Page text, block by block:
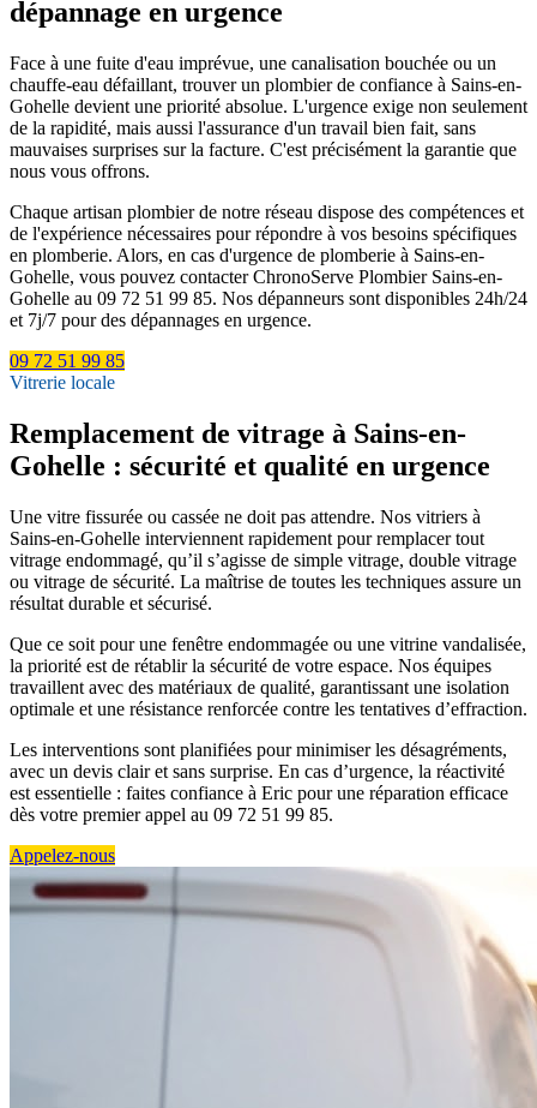
dépannage en urgence
Face à une fuite d'eau imprévue, une canalisation bouchée ou un
chauffe-eau défaillant, trouver un plombier de confiance à Sains-en-
Gohelle devient une priorité absolue. L'urgence exige non seulement
de la rapidité, mais aussi l'assurance d'un travail bien fait, sans
mauvaises surprises sur la facture. C'est précisément la garantie que
nous vous offrons.
Chaque artisan plombier de notre réseau dispose des compétences et
de l'expérience nécessaires pour répondre à vos besoins spécifiques
en plomberie. Alors, en cas d'urgence de plomberie à Sains-en-
Gohelle, vous pouvez contacter ChronoServe Plombier Sains-en-
Gohelle au 09 72 51 99 85. Nos dépanneurs sont disponibles 24h/24
et 7j/7 pour des dépannages en urgence.
09 72 51 99 85
Vitrerie locale
Remplacement de vitrage à Sains-en-
Gohelle : sécurité et qualité en urgence
Une vitre fissurée ou cassée ne doit pas attendre. Nos vitriers à
Sains-en-Gohelle interviennent rapidement pour remplacer tout
vitrage endommagé, qu’il s’agisse de simple vitrage, double vitrage
ou vitrage de sécurité. La maîtrise de toutes les techniques assure un
résultat durable et sécurisé.
Que ce soit pour une fenêtre endommagée ou une vitrine vandalisée,
la priorité est de rétablir la sécurité de votre espace. Nos équipes
travaillent avec des matériaux de qualité, garantissant une isolation
optimale et une résistance renforcée contre les tentatives d’effraction.
Les interventions sont planifiées pour minimiser les désagréments,
avec un devis clair et sans surprise. En cas d’urgence, la réactivité
est essentielle : faites confiance à Eric pour une réparation efficace
dès votre premier appel au 09 72 51 99 85.
Appelez-nous